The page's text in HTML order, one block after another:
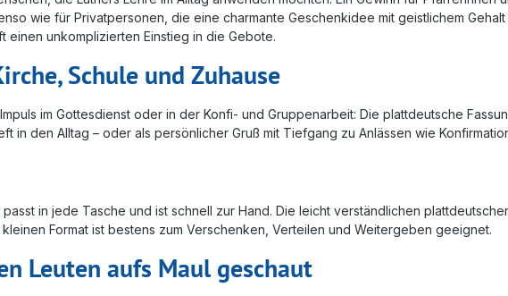
wie für Privatpersonen, die eine charmante Geschenkidee mit geistlichem Gehalt
unkomplizierten Einstieg in die Gebote.
Schule und Zuhause
im Gottesdienst oder in der Konfi- und Gruppenarbeit: Die plattdeutsche
in den Alltag – oder als persönlicher Gruß mit Tiefgang zu Anlässen wie
in jede Tasche und ist schnell zur Hand. Die leicht verständlichen
Format ist bestens zum Verschenken, Verteilen und Weitergeben geeignet.
Leuten aufs Maul geschaut